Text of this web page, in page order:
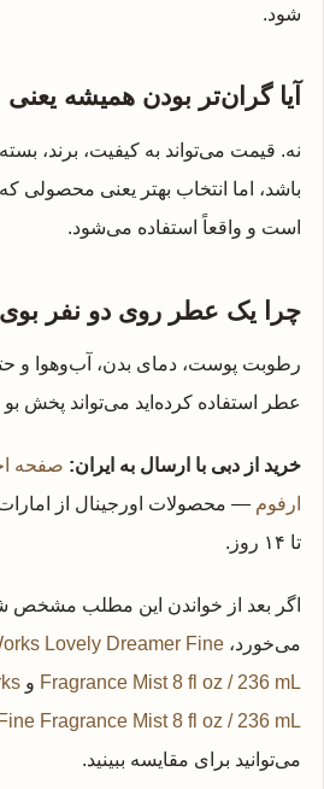
شود.
آیا گران‌تر بودن همیشه یعنی
نه. قیمت می‌تواند به کیفیت، برند،
باشد، اما انتخاب بهتر یعنی محصولی که
است و واقعاً استفاده می‌شود.
چرا یک عطر روی دو نفر بوی
رطوبت پوست، دمای بدن، آب‌وهوا و
عطر استفاده کرده‌اید می‌تواند پخش بو
خرید از دبی با ارسال به ایران: صفحه
ارفوم
تا ۱۴ روز.
اگر بعد از خواندن این مطلب مشخص
می‌خورد، Lovely Dreamer Fine
Fragrance Mist 8 fl oz / 236 mL و
Fragrance Mist 8 fl oz / 236 mL
می‌توانید برای مقایسه ببینید.